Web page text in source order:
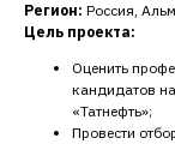
Регион: Россия,
Цель проекта:
Оценить
кандидатов
«Татнефть»;
Провести